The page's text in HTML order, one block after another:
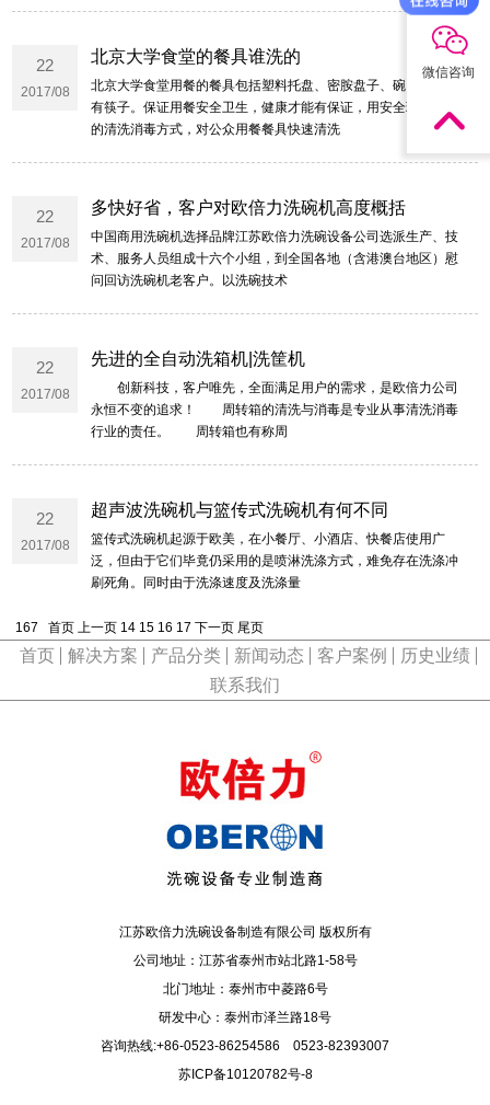
22
2017/08
北京大学食堂的餐具谁洗的
北京大学食堂用餐的餐具包括塑料托盘、密胺盘子、碗、勺子还
有筷子。保证用餐安全卫生，健康才能有保证，用安全环保健康
的清洗消毒方式，对公众用餐餐具快速清洗
22
2017/08
多快好省，客户对欧倍力洗碗机高度概括
中国商用洗碗机选择品牌江苏欧倍力洗碗设备公司选派生产、技
术、服务人员组成十六个小组，到全国各地（含港澳台地区）慰
问回访洗碗机老客户。以洗碗技术
22
2017/08
先进的全自动洗箱机|洗筐机
创新科技，客户唯先，全面满足用户的需求，是欧倍力公司
永恒不变的追求！ 周转箱的清洗与消毒是专业从事清洗消毒
行业的责任。 周转箱也有称周
22
2017/08
超声波洗碗机与篮传式洗碗机有何不同
篮传式洗碗机起源于欧美，在小餐厅、小酒店、快餐店使用广
泛，但由于它们毕竟仍采用的是喷淋洗涤方式，难免存在洗涤冲
刷死角。同时由于洗涤速度及洗涤量
167 首页 上一页 14 15 16 17 下一页 尾页
首页 解决方案 产品分类 新闻动态 客户案例
历史业绩
联系我们
江苏欧倍力洗碗设备制造有限公司 版权所有
公司地址：江苏省泰州市站北路1-58号
北门地址：泰州市中菱路6号
研发中心：泰州市泽兰路18号
咨询热线:+86-0523-86254586 0523-82393007
苏ICP备10120782号-8
微信咨询